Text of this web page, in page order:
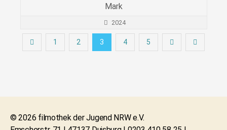
Mark
2024
1 2 3 4 5
© 2026 filmothek der Jugend NRW e.V.